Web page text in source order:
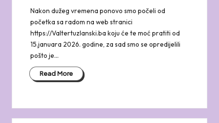
Nakon dužeg vremena ponovo smo počeli od
početka sa radom na web stranici
https://Valtertuzlanski.ba koju će te moć pratiti od
15.januara 2026. godine, za sad smo se opredijelili
pošto je…
Read More